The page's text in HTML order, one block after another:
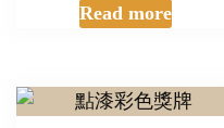
Read more